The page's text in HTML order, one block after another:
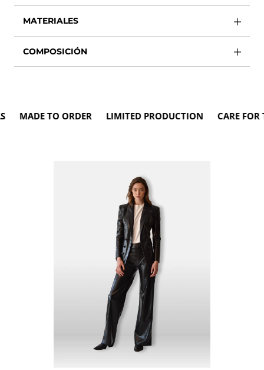
MATERIALES
COMPOSICIÓN
TO ORDER LIMITED PRODUCTION CARE FOR